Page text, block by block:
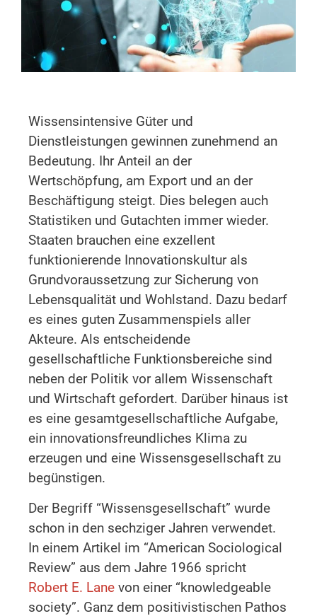
Wissensintensive Güter und
Dienstleistungen gewinnen zunehmend an
Bedeutung. Ihr Anteil an der
Wertschöpfung, am Export und an der
Beschäftigung steigt. Dies belegen auch
Statistiken und Gutachten immer wieder.
Staaten brauchen eine exzellent
funktionierende Innovationskultur als
Grundvoraussetzung zur Sicherung von
Lebens­qualität und Wohlstand. Dazu bedarf
es eines guten Zusammenspiels aller
Akteure. Als entscheidende
gesellschaftliche Funktionsbereiche sind
neben der Politik vor allem Wissenschaft
und Wirtschaft gefor­dert. Darüber hinaus ist
es eine gesamtgesellschaftliche Aufgabe,
ein innovationsfreundliches Klima zu
erzeugen und eine Wissensgesellschaft zu
begünstigen.
Der Begriff “Wissensgesellschaft” wurde
schon in den sechziger Jahren verwendet.
In einem Artikel im “American Sociological
Review” aus dem Jahre 1966 spricht
Robert E. Lane von einer “knowledgeable
society”. Ganz dem positivistischen Pathos